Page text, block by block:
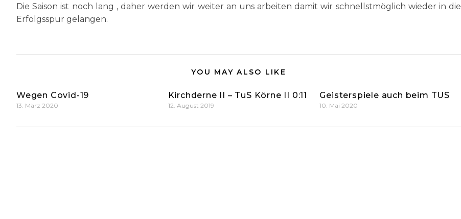
Die Saison ist noch lang , daher werden wir weiter an uns arbeiten damit wir schnellstmöglich wieder in die
Erfolgsspur gelangen.
YOU MAY ALSO LIKE
Wegen Covid-19
13. März 2020
Kirchderne II – TuS Körne II 0:11
12. August 2019
Geisterspiele auch beim TUS
10. Mai 2020